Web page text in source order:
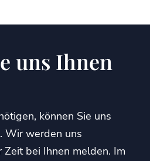
uns Ihnen
können Sie uns
Wir werden uns
Zeit bei Ihnen melden. Im